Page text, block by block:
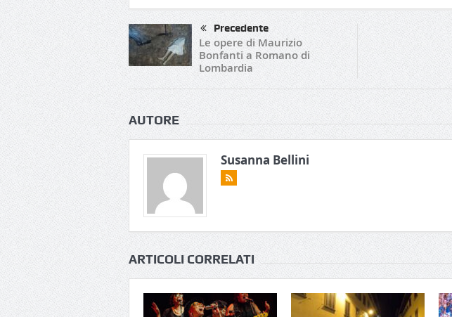
Precedente
Le opere di Maurizio
Bonfanti a Romano di
Lombardia
AUTORE
Susanna Bellini
ARTICOLI CORRELATI